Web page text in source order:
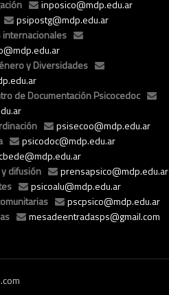
inposico@mdp.edu.ar
psipostg@mdp.edu.ar
internacionales
y Diversidades
de Documentación Psicocedoc
psisecoo@mdp.edu.ar
psicodoc@mdp.edu.ar
difusión
prensapsico@mdp.edu.ar
psicoalu@mdp.edu.ar
pscpsico@mdp.edu.ar
mesadeentradasps@gmail.com